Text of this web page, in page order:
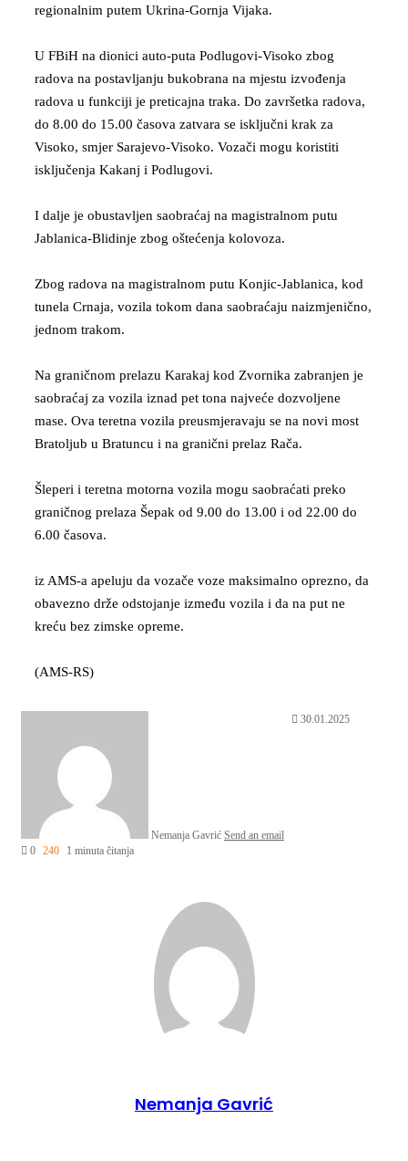
regionalnim putem Ukrina-Gornja Vijaka.
U FBiH na dionici auto-puta Podlugovi-Visoko zbog
radova na postavljanju bukobrana na mjestu izvođenja
radova u funkciji je preticajna traka. Do završetka radova,
do 8.00 do 15.00 časova zatvara se isključni krak za
Visoko, smjer Sarajevo-Visoko. Vozači mogu koristiti
isključenja Kakanj i Podlugovi.
I dalje je obustavljen saobraćaj na magistralnom putu
Jablanica-Blidinje zbog oštećenja kolovoza.
Zbog radova na magistralnom putu Konjic-Jablanica, kod
tunela Crnaja, vozila tokom dana saobraćaju naizmjenično,
jednom trakom.
Na graničnom prelazu Karakaj kod Zvornika zabranjen je
saobraćaj za vozila iznad pet tona najveće dozvoljene
mase. Ova teretna vozila preusmjeravaju se na novi most
Bratoljub u Bratuncu i na granični prelaz Rača.
Šleperi i teretna motorna vozila mogu saobraćati preko
graničnog prelaza Šepak od 9.00 do 13.00 i od 22.00 do
6.00 časova.
iz AMS-a apeluju da vozače voze maksimalno oprezno, da
obavezno drže odstojanje između vozila i da na put ne
kreću bez zimske opreme.
(AMS-RS)
Nemanja Gavrić Send an email
30.01.2025
0 240 1 minuta čitanja
Nemanja Gavrić